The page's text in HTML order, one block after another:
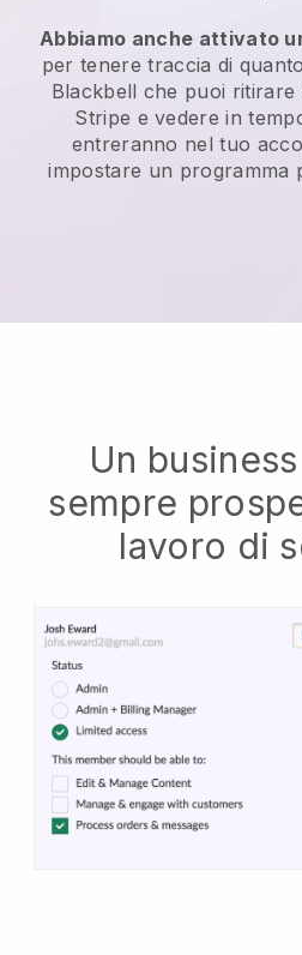
Abbiamo anche attivato
per tenere traccia di
Blackbell che puoi ritirare
Stripe e vedere in
entreranno nel tuo
impostare un programma
Un
sempre
lavoro di